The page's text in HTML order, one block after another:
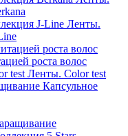
Ленты.
роста волос
Ленты. Color test
Капсульное